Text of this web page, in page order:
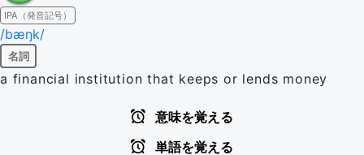
IPA（発音記号）
/bæŋk/
名詞
a financial institution that keeps or lends money
意味を覚える
単語を覚える